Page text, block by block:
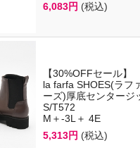
6,083円 (税込)
【30%OFFセール】
la farfa SHOES(ラフ
ーズ)厚底センタージ
S/T572
M＋-3L＋ 4E
5,313円 (税込)